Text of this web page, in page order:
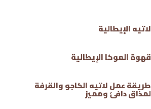
لاتيه الإيطالية
قهوة الموكا الإيطالية
طريقة عمل لاتيه الكاجو والقرفة
لمذاق دافئ ومميز